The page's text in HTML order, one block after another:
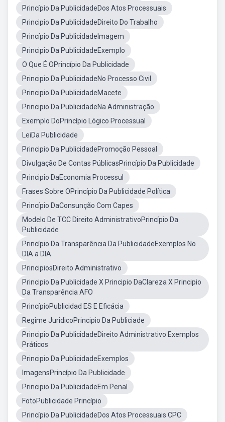
Princípio Da PublicidadeDos Atos Processuais
Principio Da PublicidadeDireito Do Trabalho
Princípio Da PublicidadeImagem
Principio Da PublicidadeExemplo
O Que É OPrincípio Da Publicidade
Principio Da PublicidadeNo Processo Civil
Principio Da PublicidadeMacete
Principio Da PublicidadeNa Administração
Exemplo DoPrincípio Lógico Processual
LeiDa Publicidade
Principio Da PublicidadePromoção Pessoal
Divulgação De Contas PúblicasPrincípio Da Publicidade
Principio DaEconomia Processul
Frases Sobre OPrincípio Da Publicidade Política
Princípio DaConsunção Com Capes
Modelo De TCC Direito AdministrativoPrincípio Da
Publicidade
Princípio Da Transparência Da PublicidadeExemplos No
DIA a DIA
PrincipiosDireito Administrativo
Principio Da Publicidade X Principio DaClareza X Principio
Da Transparência AFO
PrincípioPublicidad ES E Eficácia
Regime JuridicoPrincipio Da Publiciade
Principio Da PublicidadeDireito Administrativo Exemplos
Práticos
Principio Da PublicidadeExemplos
ImagensPrincípio Da Publicidade
Principio Da PublicidadeEm Penal
FotoPublicidade Princípio
Princípio Da PublicidadeDos Atos Processuais CPC